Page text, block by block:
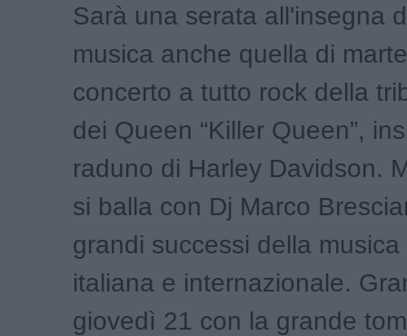
Sarà una serata all'insegna
musica anche quella di
concerto a tutto rock della
dei Queen “Killer Queen”,
raduno di Harley Davidson.
si balla con Dj Marco
grandi successi della
italiana e internazionale.
giovedì 21 con la grande